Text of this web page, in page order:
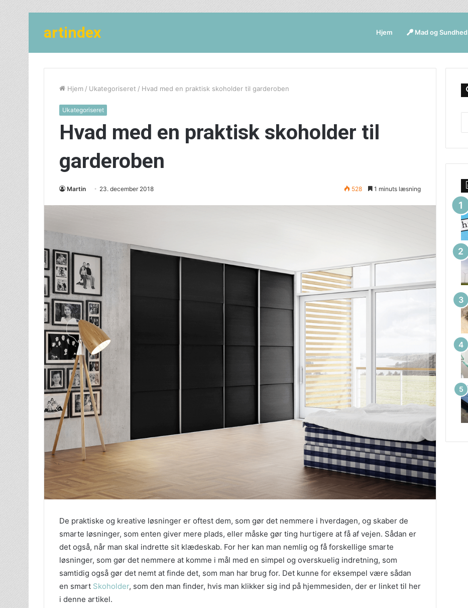
artindex Hjem Mad og Sundhed
Hjem / Ukategoriseret / Hvad med en praktisk skoholder til garderoben
Ukategoriseret
Hvad med en praktisk skoholder til
garderoben
Martin 23. december 2018 528 1 minuts læsning
De praktiske og kreative løsninger er oftest dem, som gør det nemmere i hverdagen, og skaber de
smarte løsninger, som enten giver mere plads, eller måske gør ting hurtigere at få af vejen. Sådan er
det også, når man skal indrette sit klædeskab. For her kan man nemlig og få forskellige smarte
løsninger, som gør det nemmere at komme i mål med en simpel og overskuelig indretning, som
samtidig også gør det nemt at finde det, som man har brug for. Det kunne for eksempel være sådan
en smart Skoholder, som den man finder, hvis man klikker sig ind på hjemmesiden, der er linket til her
i denne artikel.